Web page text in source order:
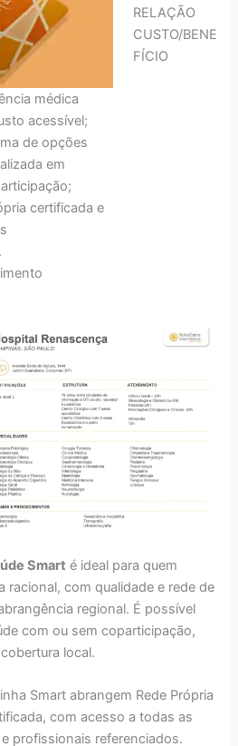
RELAÇÃO
CUSTO/BENE
FÍCIO
médica
acessível;
de opções
em
certificada e
Smart é ideal para quem
racional, com qualidade e rede de
regional. É possível
com ou sem coparticipação,
local.
Smart abrangem Rede Própria
com acesso a todas as
profissionais referenciados.